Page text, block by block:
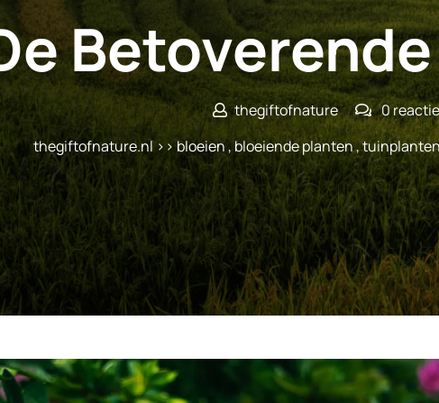
thegiftofnature
0
thegiftofnature.nl>>bloeien,bloeiende planten,